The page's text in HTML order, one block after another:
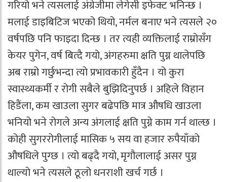
गरियो भने त्यसलाई अंग्रेजीमा लेगेसी इफेक्ट भनिन्छ ।
मलाई डाइबिटिज भएको थियो, नर्मल बनाए भने त्यसले २०
वर्षपछि पनि फाइदा दिन्छ । तर त्यही व्यक्तिलाई राम्रोसँग
केयर पुगेन, वर्ष बित्दै गयो, अंगहरुमा क्षति पुग्न थालेपछि
अब राम्रो गर्छुभन्दा त्यो प्रभावकारी हुँदैन । यो कुरा
स्वास्थ्यकर्मी र रोगी सबैले बुझिदिनुपर्छ । अहिले विहान
हिडैंला, कम खाउला सुगर बढेपछि मात्र औषधि खाउला
भनियो भने रोगले अन्य अंगलाई क्षति पुग्ने काम गर्न थाल्छ ।
कोही सुगररोगीलाई मासिक ५ सय वा हजार रुपैयाँको
औषधिले पुग्छ । त्यो बढ्दै गयो, मृगौलालाई असर पुग्न
थाल्यो भने त्यसले ठूलो धनराशी खर्च गर्छ ।